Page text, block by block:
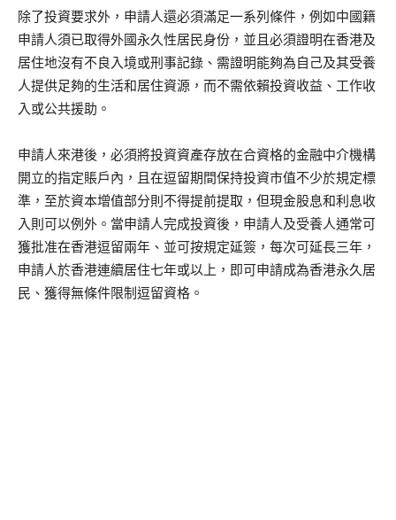
除了投資要求外，申請人還必須滿足一系列條件，例如中國籍
申請人須已取得外國永久性居民身份，並且必須證明在香港及
居住地沒有不良入境或刑事記錄、需證明能夠為自己及其受養
人提供足夠的生活和居住資源，而不需依賴投資收益、工作收
入或公共援助。
申請人來港後，必須將投資資產存放在合資格的金融中介機構
開立的指定賬戶內，且在逗留期間保持投資市值不少於規定標
準，至於資本增值部分則不得提前提取，但現金股息和利息收
入則可以例外。當申請人完成投資後，申請人及受養人通常可
獲批准在香港逗留兩年、並可按規定延簽，每次可延長三年，
申請人於香港連續居住七年或以上，即可申請成為香港永久居
民、獲得無條件限制逗留資格。